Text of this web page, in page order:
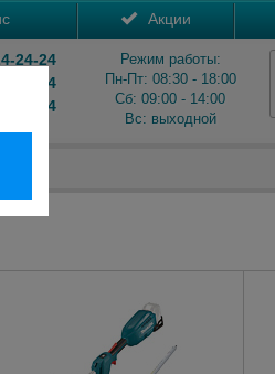
Акции
24-24
24-24
24-24
Режим работы:
Пн-Пт: 08:30 - 18:00
Сб: 09:00 - 14:00
Вс: выходной